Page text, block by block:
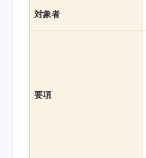
対象者
要項